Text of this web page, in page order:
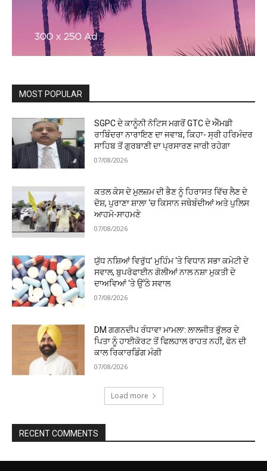
MOST POPULAR
SGPC ਦੇ ਕਾਨੂੰਨੀ ਨੋਟਿਸ ਮਗਰੋਂ GTC ਦੇ ਐੱਮਡੀ
ਰਾਬਿੰਦਰਾ ਨਾਰਾਇਣ ਦਾ ਜਵਾਬ, ਕਿਹਾ- ਸ੍ਰੀ ਹਰਿਮੰਦਰ
ਸਾਹਿਬ ਤੋਂ ਗੁਰਬਾਣੀ ਦਾ ਪ੍ਰਸਾਰਣ ਜਾਰੀ ਰਹੇਗਾ
07/08/2026
ਕਤਲ ਕੇਸ ਦੇ ਮੁਲਜ਼ਮ ਦੀ ਭੈਣ ਨੂੰ ਹਿਰਾਸਤ ਵਿੱਚ ਲੈਣ ਦੇ
ਦੋਸ਼, ਪੁਰਾਣਾ ਸ਼ਾਲਾ ‘ਚ ਕਿਸਾਨ ਜਥੇਬੰਦੀਆਂ ਅਤੇ ਪੁਲਿਸ
ਆਹਮੋ-ਸਾਹਮਣੇ
07/08/2026
ਯੁੱਧ ਨਸ਼ਿਆਂ ਵਿਰੁੱਧ’ ਮੁਹਿੰਮ ‘ਤੇ ਵਿਧਾਨ ਸਭਾ ਕਮੇਟੀ ਦੇ
ਸਵਾਲ, ਬੁਪਰੋਫਾਈਨ ਗੋਲੀਆਂ ਨਾਲ ਨਸ਼ਾ ਮੁਕਤੀ ਦੇ
ਦਾਅਵਿਆਂ ‘ਤੇ ਉੱਠੇ ਸਵਾਲ
07/08/2026
DM ਗਗਨਦੀਪ ਰੰਧਾਵਾ ਮਾਮਲਾ: ਲਾਲਜੀਤ ਭੁੱਲਰ ਦੇ
ਪਿਤਾ ਨੂੰ ਹਾਈਕੋਰਟ ਤੋਂ ਫਿਲਹਾਲ ਰਾਹਤ ਨਹੀਂ, ਫੋਨ ਦੀ
ਕਾਲ ਰਿਕਾਰਡਿੰਗ ਮੰਗੀ
07/08/2026
Load more
RECENT COMMENTS